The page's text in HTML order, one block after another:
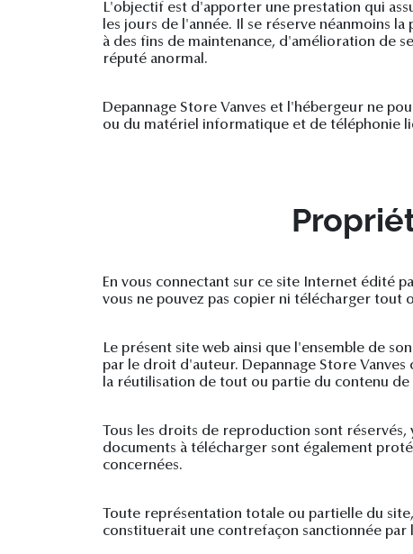
L'objectif est d'apporter une prestation qui
les jours de l'année. Il se réserve néanmoins
à des fins de maintenance, d'amélioration de
réputé anormal.
Depannage Store Vanves et l'hébergeur ne
ou du matériel informatique et de téléphonie
En vous connectant sur ce site Internet édité
vous ne pouvez pas copier ni télécharger tout
Le présent site web ainsi que l'ensemble de
par le droit d'auteur. Depannage Store
la réutilisation de tout ou partie du contenu
Tous les droits de reproduction sont
documents à télécharger sont également
concernées.
Toute représentation totale ou partielle du
constituerait une contrefaçon sanctionnée par